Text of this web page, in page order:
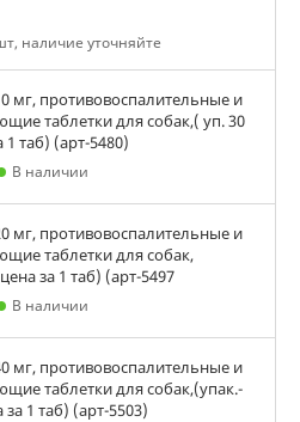
наличие уточняйте
мг, противовоспалительные и
таблетки для собак,( уп. 30
1 таб) (арт-5480)
В наличии
мг, противовоспалительные и
таблетки для собак,
за 1 таб) (арт-5497
В наличии
мг, противовоспалительные и
таблетки для собак,(упак.-
за 1 таб) (арт-5503)